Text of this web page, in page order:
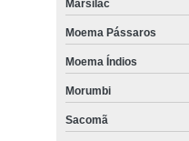
Marsilac
Moema Pássaros
Moema Índios
Morumbi
Sacomã